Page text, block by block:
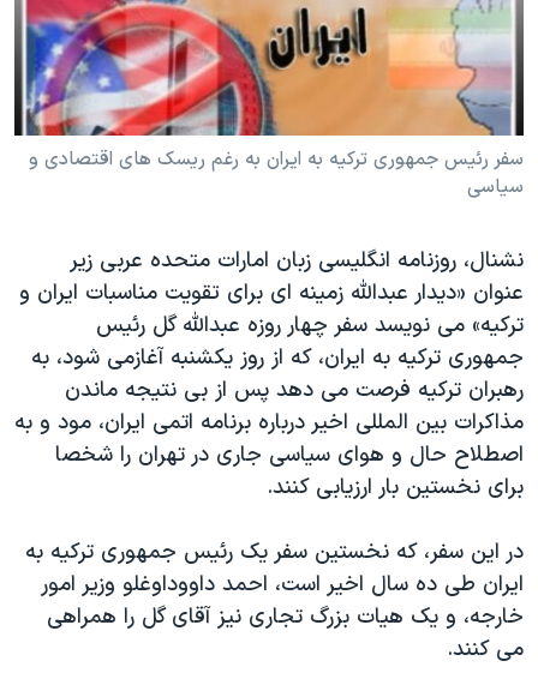
فرهنگ و زندگی
حقوق شهروندی
اقتصادی
علم و فناوری
اسرائیل در جنگ
آرشیو پخش زنده
مستندها
انتخابات ریاست جمهوری آمریکا ۲۰۲۴
حمله جمهوری اسلامی به اسرائیل
رمز مهسا
ورزش زنان در ایران
مجموعه مستندهای دادخواهی
تریبونال مردمی آبان ۹۸
دادگاه حمید نوری
چهل سال گروگان‌گیری
قانون شفافیت دارائی کادر رهبری ایران
اعتراضات مردمی آبان ۹۸
اسرائیل در جنگ
نرگس محمدی برنده جایزه نوبل صلح
همایش محافظه‌کاران آمریکا «سی‌پک»
دنبال کنید
زبانهای مختلف
سفر رئيس جمهوری ترکيه به ايران به رغم ريسک های اقتصادی و
سياسی
نشنال، روزنامه انگليسی زبان امارات متحده عربی زير
عنوان «ديدار عبدالله زمينه ای برای تقويت مناسبات ايران و
ترکيه» می نويسد سفر چهار روزه عبدالله گل رئيس
جمهوری ترکيه به ايران، که از روز يکشنبه آغازمی شود، به
رهبران ترکيه فرصت می دهد پس از بی نتيجه ماندن
مذاکرات بين المللی اخير درباره برنامه اتمی ايران، مود و به
اصطلاح حال و هوای سياسی جاری در تهران را شخصا
برای نخستين بار ارزيابی کنند.
در اين سفر، که نخستين سفر يک رئيس جمهوری ترکيه به
ايران طی ده سال اخير است، احمد داووداوغلو وزير امور
خارجه، و يک هيات بزرگ تجاری نيز آقای گل را همراهی
می کنند.